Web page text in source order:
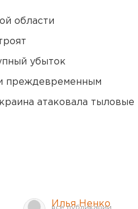
области
убыток
преждевременным
атаковала тыловые
Илья Ненко